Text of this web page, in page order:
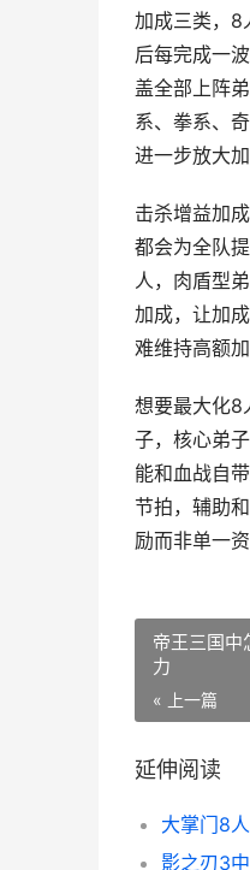
加成三类，8
后每完成一
盖全部上阵
系、拳系、
进一步放大加
击杀增益加
都会为全队
人，肉盾型
加成，让加
难维持高额
想要最大化8
子，核心弟
能和血战自
节拍，辅助
励而非单一
帝王三国中
力
« 上一篇
延伸阅读